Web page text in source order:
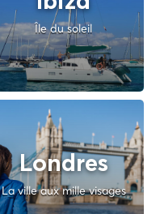
Île du soleil
Londres
La ville aux mille visages